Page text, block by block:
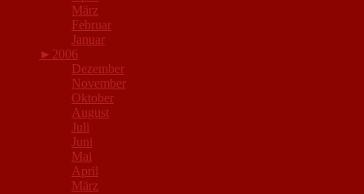
März
Februar
Januar
► 2006
Dezember
November
Oktober
August
Juli
Juni
Mai
April
März